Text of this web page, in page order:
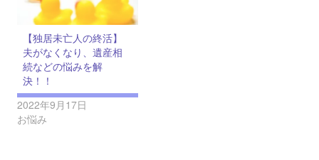
【独居未亡人の終活】
夫がなくなり、遺産相
続などの悩みを解
決！！
2022年9月17日
お悩み